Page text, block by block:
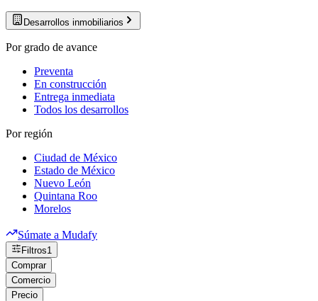
Desarrollos inmobiliarios
Por grado de avance
Preventa
En construcción
Entrega inmediata
Todos los desarrollos
Por región
Ciudad de México
Estado de México
Nuevo León
Quintana Roo
Morelos
Súmate a Mudafy
Filtros1
Comprar
Comercio
Precio